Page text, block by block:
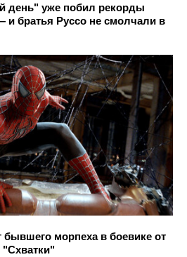
день" уже побил рекорды
братья Руссо не смолчали в
морпеха в боевике от
"Схватки"